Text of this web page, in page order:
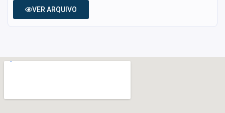
VER ARQUIVO